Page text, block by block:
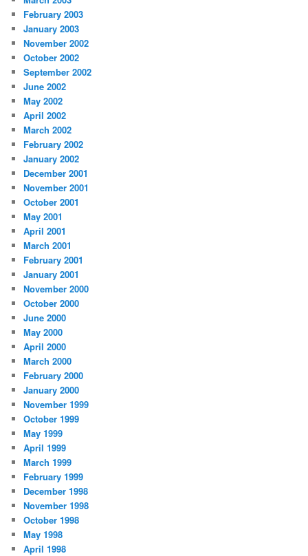
February 2003
January 2003
November 2002
October 2002
September 2002
June 2002
May 2002
April 2002
March 2002
February 2002
January 2002
December 2001
November 2001
October 2001
May 2001
April 2001
March 2001
February 2001
January 2001
November 2000
October 2000
June 2000
May 2000
April 2000
March 2000
February 2000
January 2000
November 1999
October 1999
May 1999
April 1999
March 1999
February 1999
December 1998
November 1998
October 1998
May 1998
April 1998